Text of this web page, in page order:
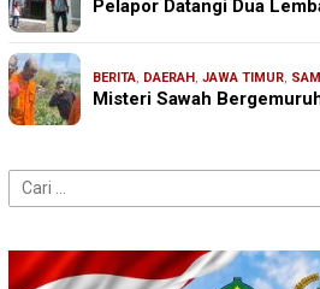
Pelapor Datangi Dua
BERITA, DAERAH, JAWA TIMUR,
Misteri Sawah
Cari
untuk: